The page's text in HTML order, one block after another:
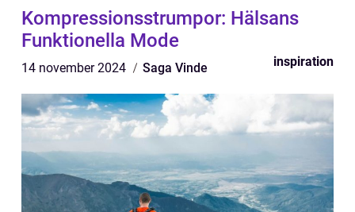
Kompressionsstrumpor: Hälsans
Funktionella Mode
14 november 2024 Saga Vinde inspiration